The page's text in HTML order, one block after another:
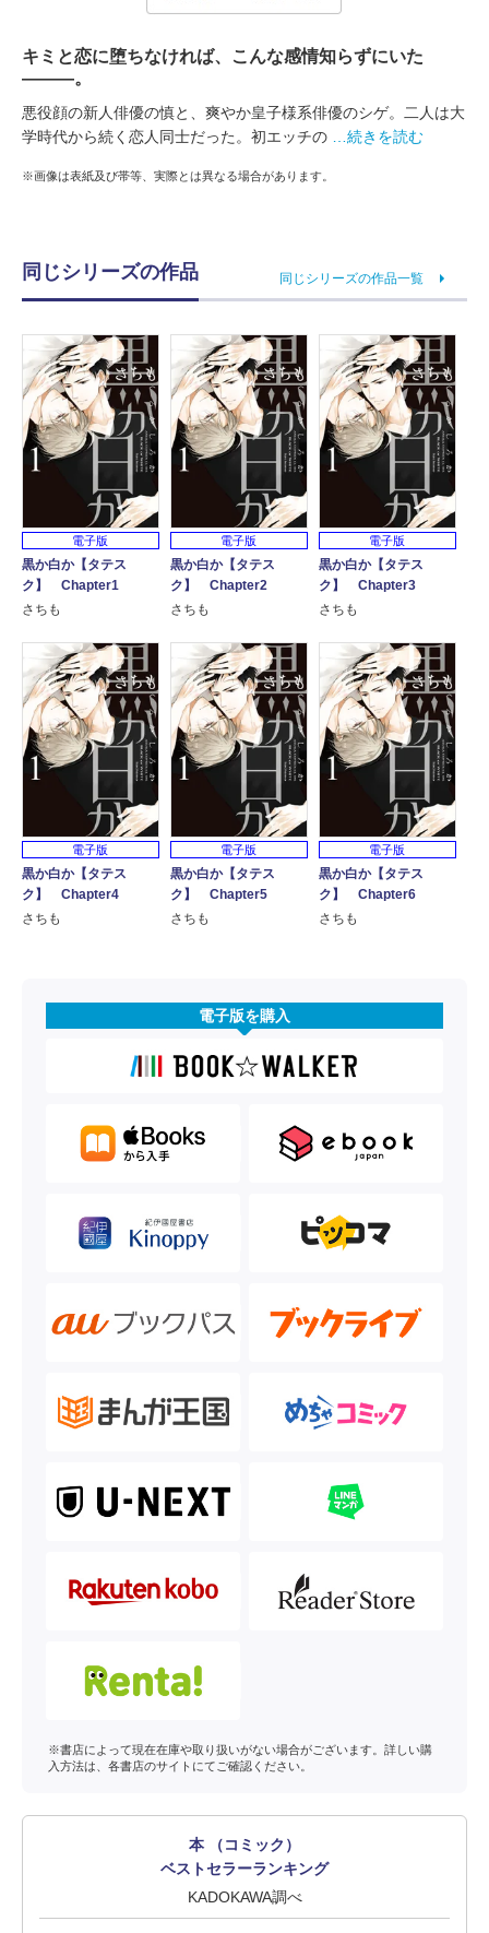
キミと恋に堕ちなければ、こんな感情知らずにいた
―――。
悪役顔の新人俳優の慎と、爽やか皇子様系俳優のシゲ。二人は大
学時代から続く恋人同士だった。初エッチの
…続きを読む
※画像は表紙及び帯等、実際とは異なる場合があります。
同じシリーズの作品 同じシリーズの作品一覧
電子版
黒か白か【タテス
ク】 Chapter1
さちも
電子版
黒か白か【タテス
ク】 Chapter2
さちも
電子版
黒か白か【タテス
ク】 Chapter3
さちも
電子版
黒か白か【タテス
ク】 Chapter4
さちも
電子版
黒か白か【タテス
ク】 Chapter5
さちも
電子版
黒か白か【タテス
ク】 Chapter6
さちも
電子版を購入
※書店によって現在在庫や取り扱いがない場合がございます。詳しい購
入方法は、各書店のサイトにてご確認ください。
本 （コミック）
ベストセラーランキング
KADOKAWA調べ